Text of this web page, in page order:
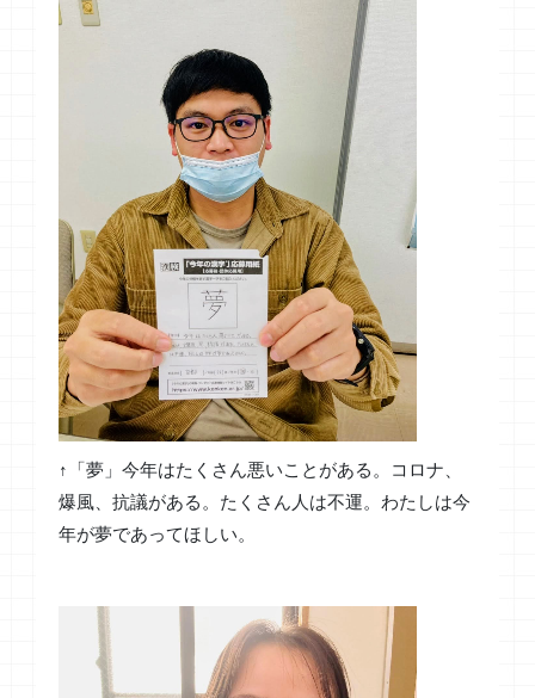
↑「夢」今年はたくさん悪いことがある。コロナ、
爆風、抗議がある。たくさん人は不運。わたしは今
年が夢であってほしい。